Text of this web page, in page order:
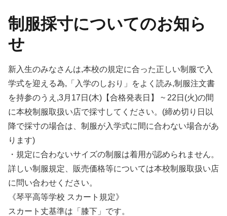
制服採寸についてのお知ら
せ
新入生のみなさんは,本校の規定に合った正しい制服で入
学式を迎える為,「入学のしおり」をよく読み,制服注文書
を持参のうえ,3月17日(木)【合格発表日】 ~ 22日(火)の間
に本校制服取扱い店で採寸してください。(締め切り日以
降で採寸の場合は、制服が入学式に間に合わない場合があ
ります)
・規定に合わないサイズの制服は着用が認められません。
詳しい制服規定、販売価格等については本校制服取扱い店
に問い合わせください。
《琴平高等学校 スカート規定》
スカート丈基準は「膝下」です。